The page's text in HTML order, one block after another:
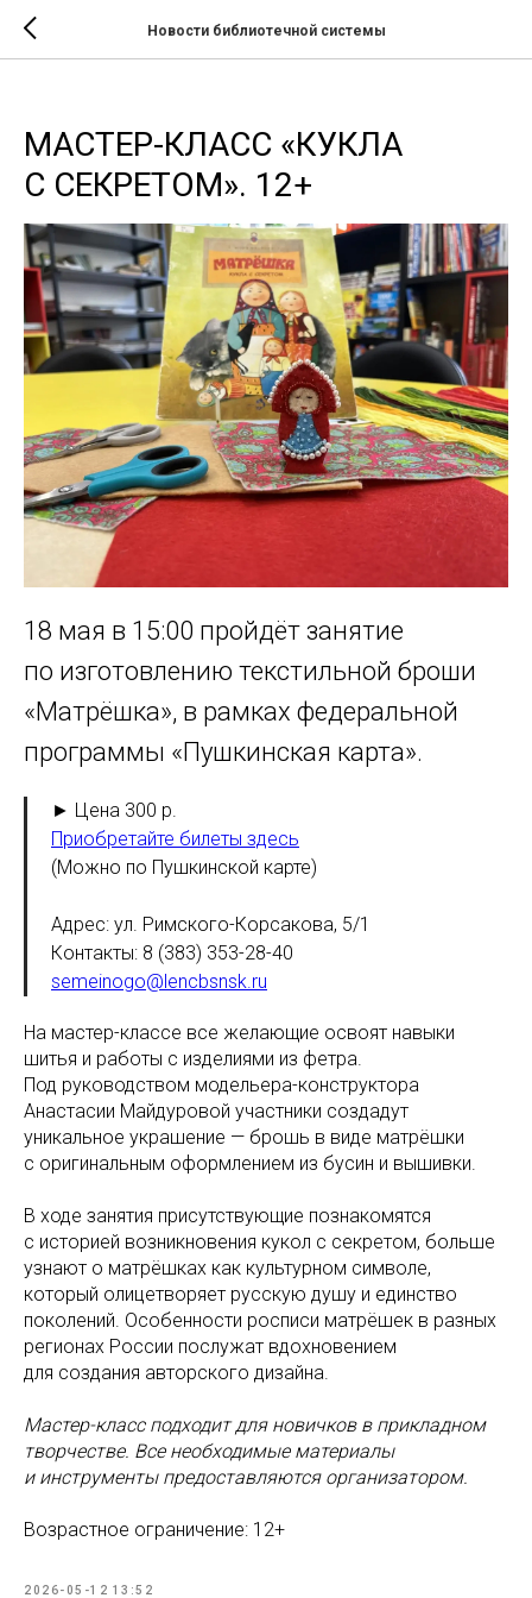
Новости библиотечной системы
МАСТЕР-КЛАСС «КУКЛА
С СЕКРЕТОМ». 12+
18 мая в 15:00 пройдёт занятие
по изготовлению текстильной броши
«Матрёшка», в рамках федеральной
программы «Пушкинская карта».
► Цена 300 р.
Приобретайте билеты здесь
(Можно по Пушкинской карте)
Адрес: ул. Римского-Корсакова, 5/1
Контакты: 8 (383) 353-28-40
semeinogo@lencbsnsk.ru
На мастер-классе все желающие освоят навыки
шитья и работы с изделиями из фетра.
Под руководством модельера-конструктора
Анастасии Майдуровой участники создадут
уникальное украшение — брошь в виде матрёшки
с оригинальным оформлением из бусин и вышивки.
В ходе занятия присутствующие познакомятся
с историей возникновения кукол с секретом, больше
узнают о матрёшках как культурном символе,
который олицетворяет русскую душу и единство
поколений. Особенности росписи матрёшек в разных
регионах России послужат вдохновением
для создания авторского дизайна.
Мастер-класс подходит для новичков в прикладном
творчестве. Все необходимые материалы
и инструменты предоставляются организатором.
Возрастное ограничение: 12+
2026-05-12 13:52